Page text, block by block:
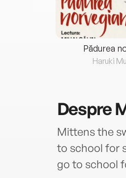
Pădurea
Haruki
Despre
Mittens the
to school for
go to school